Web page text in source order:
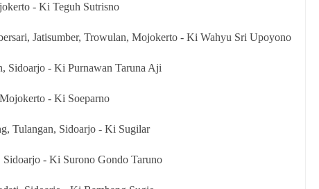
- Ki Teguh Sutrisno
Jatisumber, Trowulan, Mojokerto - Ki Wahyu Sri Upoyono
Sidoarjo - Ki Purnawan Taruna Aji
- Ki Soeparno
Tulangan, Sidoarjo - Ki Sugilar
Sidoarjo - Ki Surono Gondo Taruno